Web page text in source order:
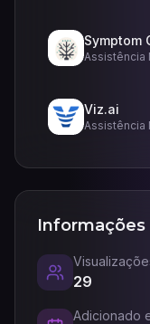
Symptom
Assistência
Viz.ai
Assistência
Informações
29
Adicionado